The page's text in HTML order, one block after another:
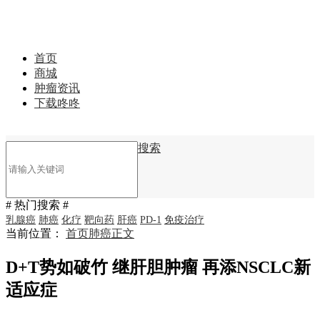
首页
商城
肿瘤资讯
下载咚咚
搜索
# 热门搜索 #
乳腺癌 肺癌 化疗 靶向药 肝癌 PD-1 免疫治疗
当前位置： 首页肺癌正文
D+T势如破竹 继肝胆肿瘤 再添NSCLC新
适应症